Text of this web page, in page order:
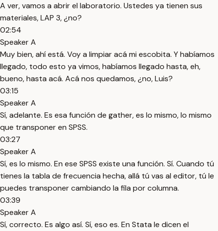
A ver, vamos a abrir el laboratorio. Ustedes ya tienen sus
materiales, LAP 3, ¿no?
02:54
Speaker A
Muy bien, ahí está. Voy a limpiar acá mi escobita. Y habíamos
llegado, todo esto ya vimos, habíamos llegado hasta, eh,
bueno, hasta acá. Acá nos quedamos, ¿no, Luis?
03:15
Speaker A
Sí, adelante. Es esa función de gather, es lo mismo, lo mismo
que transponer en SPSS.
03:27
Speaker A
Sí, es lo mismo. En ese SPSS existe una función. Sí. Cuando tú
tienes la tabla de frecuencia hecha, allá tú vas al editor, tú le
puedes transponer cambiando la fila por columna.
03:39
Speaker A
Sí, correcto. Es algo así. Sí, eso es. En Stata le dicen el